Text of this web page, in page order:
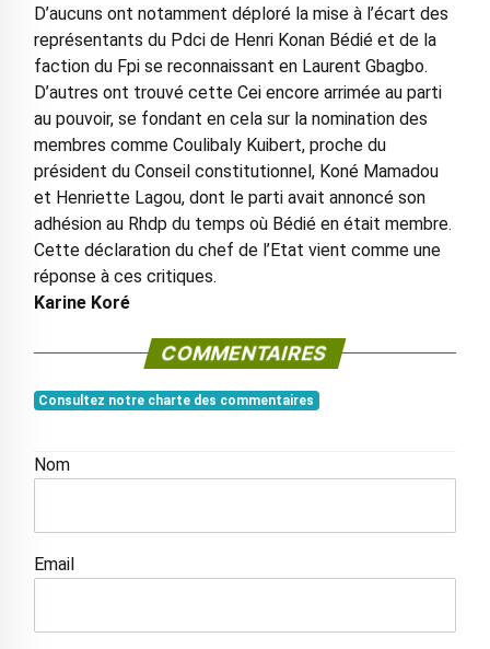
D’aucuns ont notamment déploré la mise à l’écart des
représentants du Pdci de Henri Konan Bédié et de la
faction du Fpi se reconnaissant en Laurent Gbagbo.
D’autres ont trouvé cette Cei encore arrimée au parti
au pouvoir, se fondant en cela sur la nomination des
membres comme Coulibaly Kuibert, proche du
président du Conseil constitutionnel, Koné Mamadou
et Henriette Lagou, dont le parti avait annoncé son
adhésion au Rhdp du temps où Bédié en était membre.
Cette déclaration du chef de l’Etat vient comme une
réponse à ces critiques.
Karine Koré
COMMENTAIRES
Consultez notre charte des commentaires
Nom
Email